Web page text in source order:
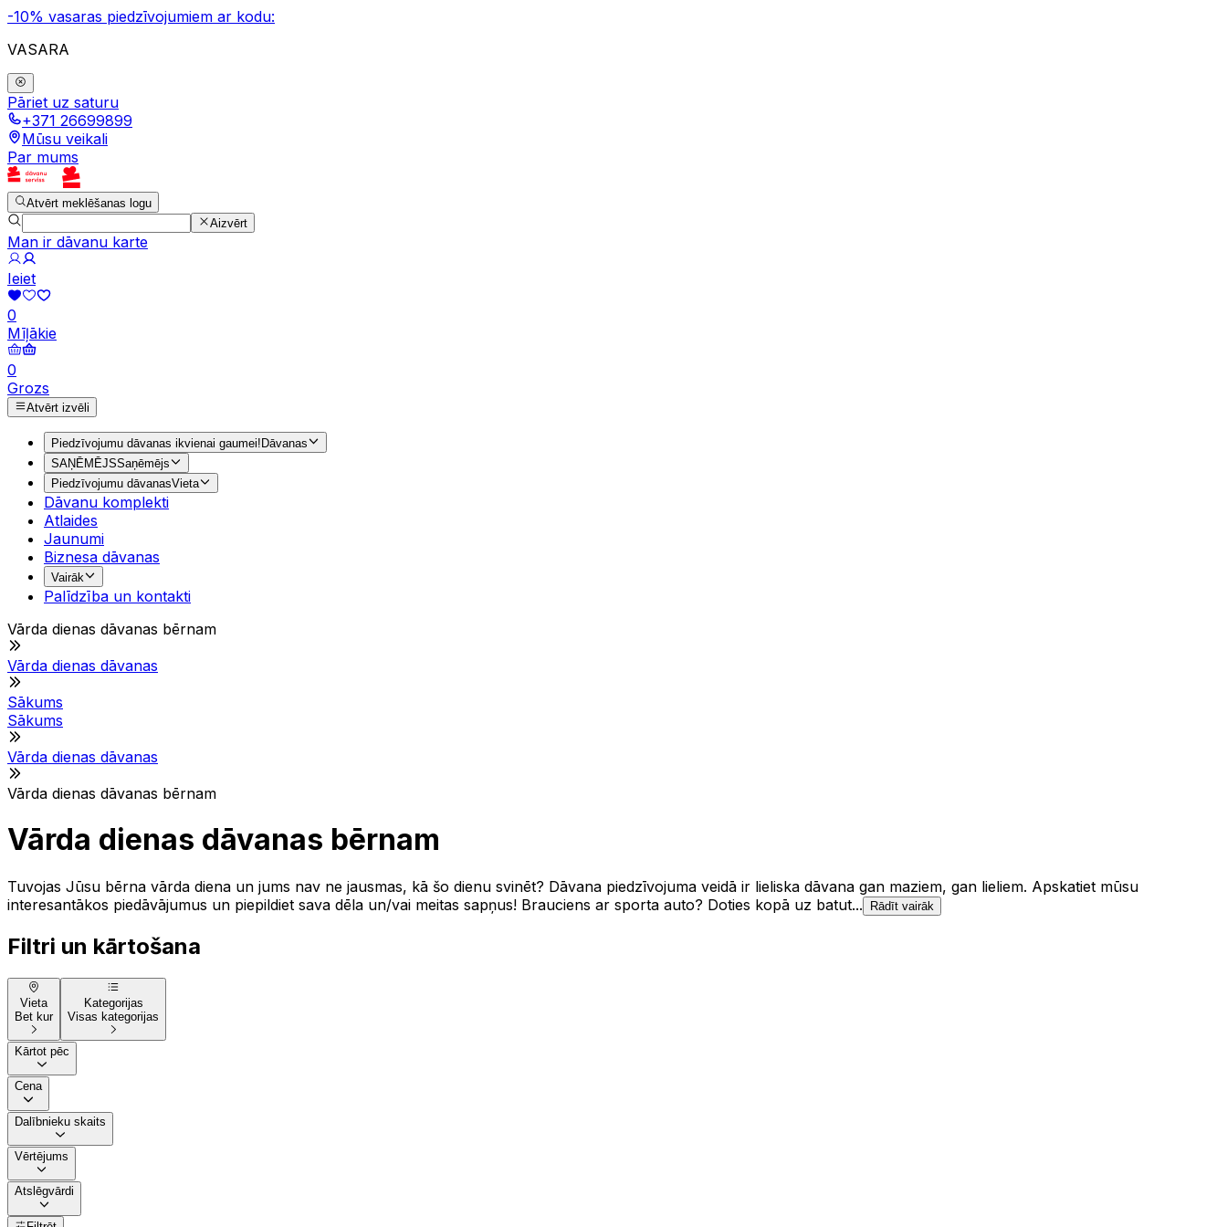
-10% vasaras piedzīvojumiem ar kodu:
VASARA
Pāriet uz saturu
+371 26699899
Mūsu veikali
Par mums
Atvērt meklēšanas logu
Aizvērt
Man ir dāvanu karte
Ieiet
0
Mīļākie
0
Grozs
Atvērt izvēli
Piedzīvojumu dāvanas ikvienai gaumei!Dāvanas
SAŅĒMĒJSSaņēmējs
Piedzīvojumu dāvanasVieta
Dāvanu komplekti
Atlaides
Jaunumi
Biznesa dāvanas
Vairāk
Palīdzība un kontakti
Vārda dienas dāvanas bērnam
Vārda dienas dāvanas
Sākums
Sākums
Vārda dienas dāvanas
Vārda dienas dāvanas bērnam
Vārda dienas dāvanas bērnam
Tuvojas Jūsu bērna vārda diena un jums nav ne jausmas, kā šo dienu svinēt? Dāvana piedzīvojuma veidā ir lieliska dāvana gan maziem, gan lieliem. Apskatiet mūsu
interesantākos piedāvājumus un piepildiet sava dēla un/vai meitas sapņus! Brauciens ar sporta auto? Doties kopā uz batut...
Rādīt vairāk
Filtri un kārtošana
Vieta
Bet kur
Kategorijas
Visas kategorijas
Kārtot pēc
Cena
Dalībnieku skaits
Vērtējums
Atslēgvārdi